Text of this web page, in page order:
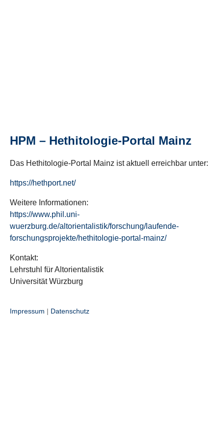
HPM – Hethitologie-Portal Mainz
Das Hethitologie-Portal Mainz ist aktuell erreichbar unter:
https://hethport.net/
Weitere Informationen:
https://www.phil.uni-
wuerzburg.de/altorientalistik/forschung/laufende-
forschungsprojekte/hethitologie-portal-mainz/
Kontakt:
Lehrstuhl für Altorientalistik
Universität Würzburg
Impressum | Datenschutz